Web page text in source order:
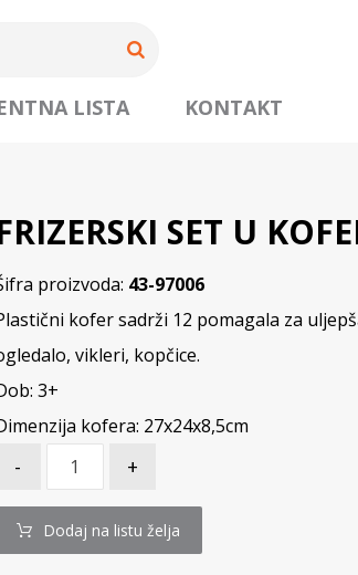
LISTA KONTAKT
SET U
proizvoda: 43-97006
kofer sadrži 12 pomagala za
vikleri, kopčice.
3+
kofera: 27x24x8,5cm
- +
Dodaj na listu želja